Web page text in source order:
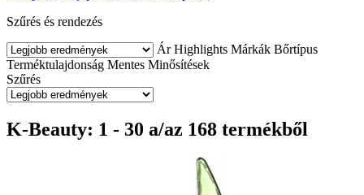
Szűrés és rendezés
Ár Highlights Márkák Bőrtípus
Terméktulajdonság Mentes Minősítések
Szűrés
K-Beauty: 1 - 30 a/az 168 termékből